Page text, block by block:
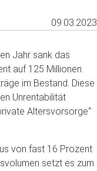
09.03.2023
Jahr sank das
auf 125 Millionen
im Bestand. Diese
Unrentabilität
Altersvorsorge“
von fast 16 Prozent
setzt es zum